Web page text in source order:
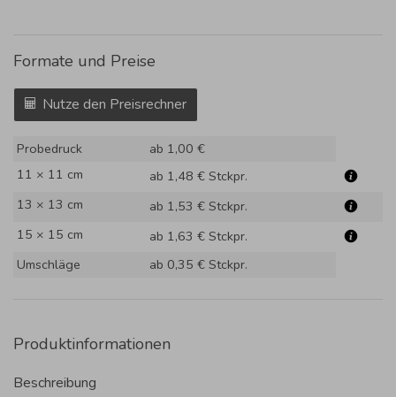
Formate und Preise
Nutze den Preisrechner
Probedruck
ab 1,00 €
11 × 11 cm
ab 1,48 € Stckpr.
13 × 13 cm
ab 1,53 € Stckpr.
15 × 15 cm
ab 1,63 € Stckpr.
Umschläge
ab 0,35 € Stckpr.
Produktinformationen
Beschreibung